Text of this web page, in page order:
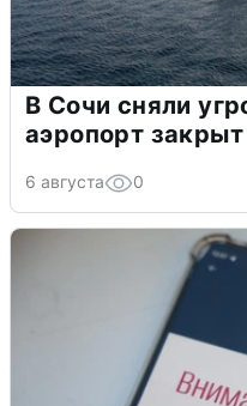
В Сочи сняли
аэропорт закрыт
6 августа 0